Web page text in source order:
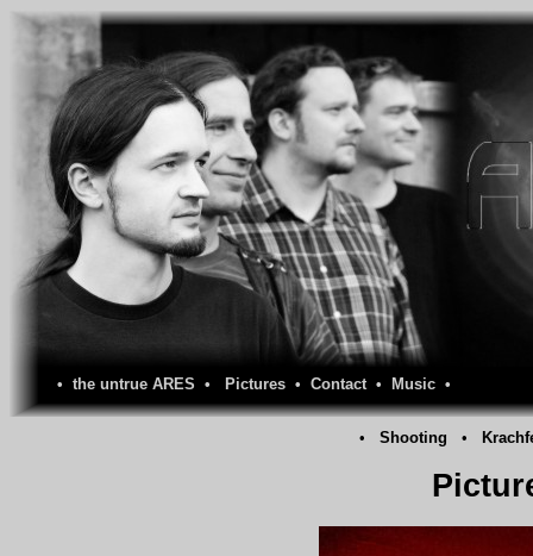
• the untrue ARES • Pictures • Contact• Music •
• Shooting •